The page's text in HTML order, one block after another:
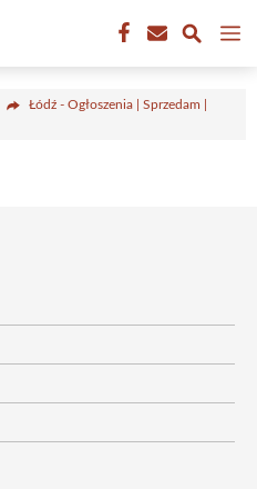
Łódź - Ogłoszenia | Sprzedam |